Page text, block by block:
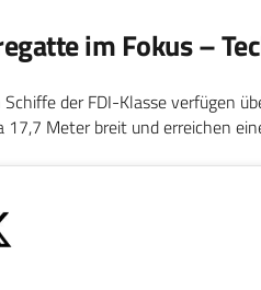
im Fokus –
Schiffe der FDI-Klasse verfügen
17,7 Meter breit und erreichen